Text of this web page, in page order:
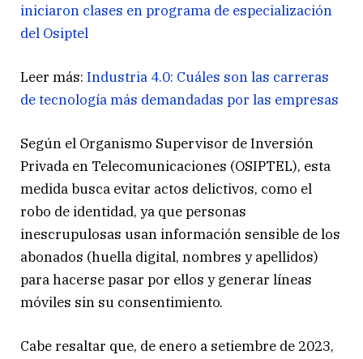
iniciaron clases en programa de especialización
del Osiptel
Leer más: Industria 4.0: Cuáles son las carreras
de tecnología más demandadas por las empresas
Según el Organismo Supervisor de Inversión
Privada en Telecomunicaciones (OSIPTEL), esta
medida busca evitar actos delictivos, como el
robo de identidad, ya que personas
inescrupulosas usan información sensible de los
abonados (huella digital, nombres y apellidos)
para hacerse pasar por ellos y generar líneas
móviles sin su consentimiento.
Cabe resaltar que, de enero a setiembre de 2023,